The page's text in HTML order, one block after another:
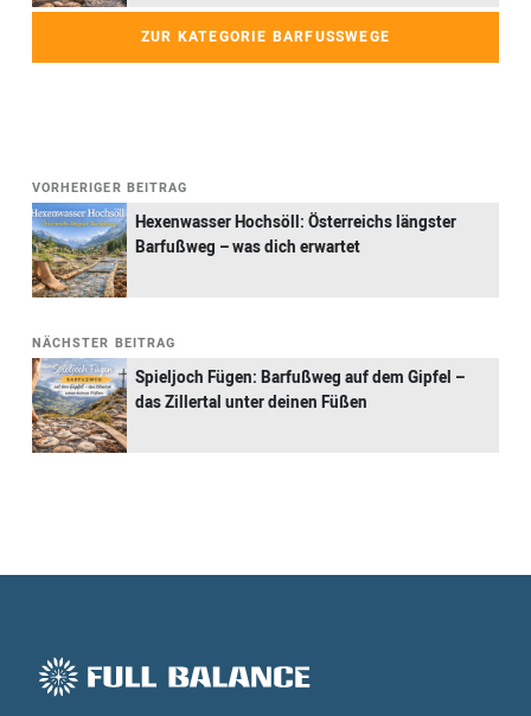
ZUR KATEGORIE BARFUSSWEGE
VORHERIGER BEITRAG
Hexenwasser Hochsöll: Österreichs längster
Barfußweg – was dich erwartet
NÄCHSTER BEITRAG
Spieljoch Fügen: Barfußweg auf dem Gipfel –
das Zillertal unter deinen Füßen